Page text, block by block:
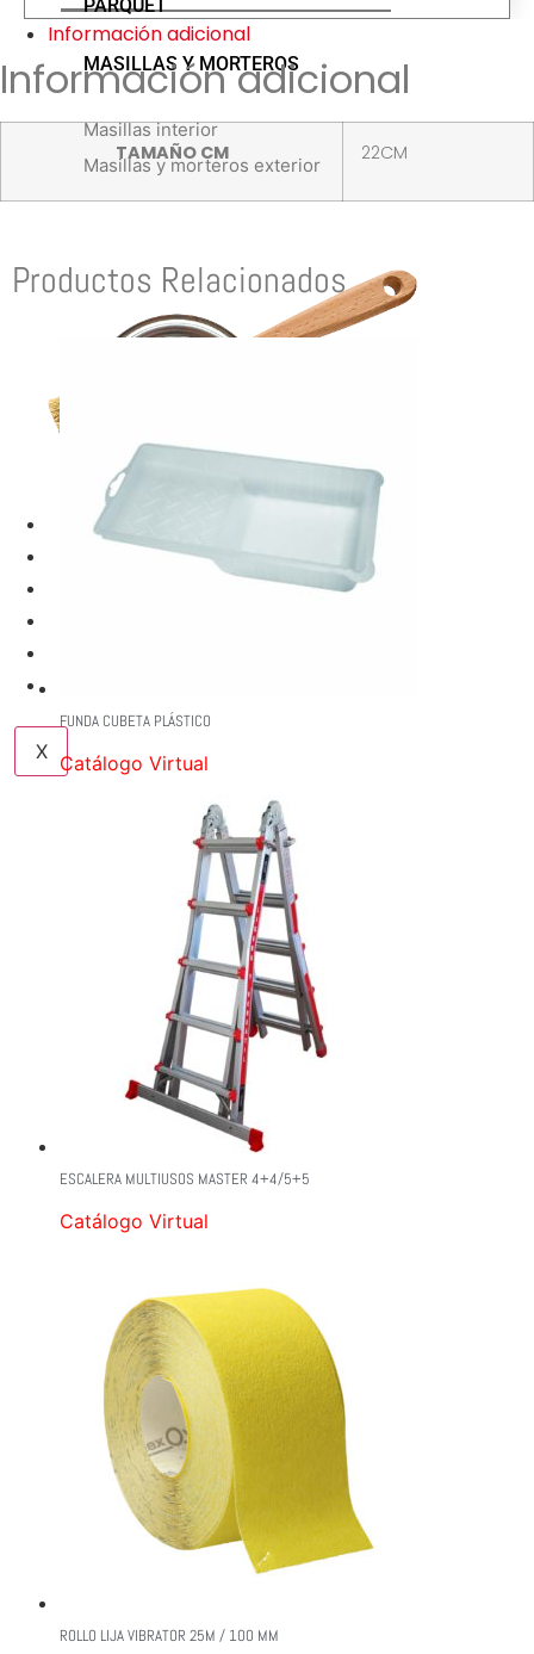
PARQUET
MASILLAS Y MORTEROS
Masillas interior
Masillas y morteros exterior
TIENDAS
SERVICIOS
NUESTRAS MARCAS
X
Información adicional
Información adicional
TAMAÑO CM 22CM
Productos Relacionados
FUNDA CUBETA PLÁSTICO
Catálogo Virtual
ESCALERA MULTIUSOS MASTER 4+4/5+5
Catálogo Virtual
ROLLO LIJA VIBRATOR 25M / 1OO MM